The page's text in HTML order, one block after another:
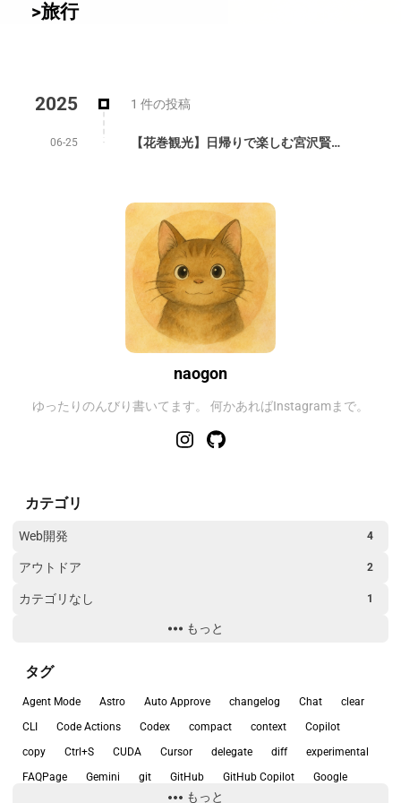
naogon
ゆったりのんびり書いてます。 何かあればInstagramまで。
カテゴリ
Web開発 4
アウトドア 2
カテゴリなし 1
開発ツール
開発環境 2
もっと
タグ
Agent Mode Astro Auto Approve changelog Chat
clear
CLI
Code Actions Codex compact context
Copilot
copy
Ctrl+S CUDA Cursor delegate diff
experimental
FAQPage
Gemini git GitHub GitHub Copilot
Google
もっと
>旅行
2025 1 件の投稿
06-25 【花巻観光】日帰りで楽しむ宮沢賢治の故郷と温泉巡り｜岩手県花巻市旅行記